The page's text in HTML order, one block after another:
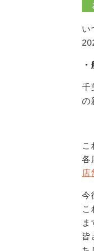
い
千
の
こ
各
店
今
こ
ま
皆